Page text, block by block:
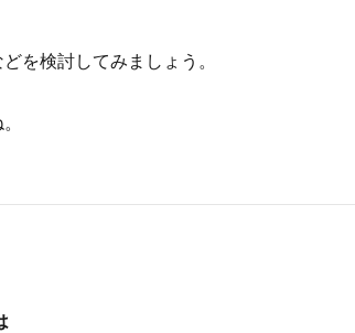
を検討してみましょう。